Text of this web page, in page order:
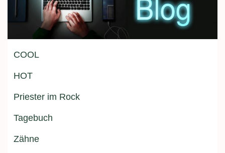
COOL
HOT
Priester im Rock
Tagebuch
Zähne